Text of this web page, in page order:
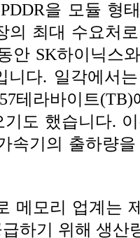
을 모듈 형
의 최대 수요처
안 SK하이닉스
니다. 일각에서
테라바이트
도 했습니다.
속기의 출하량
메모리 업계는
하기 위해 생산